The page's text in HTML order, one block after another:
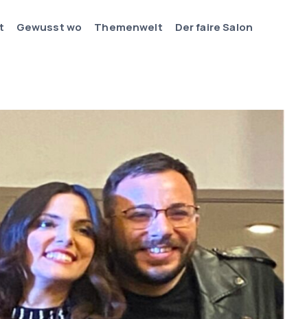
Gewusst wo Themenwelt Der faire Salon